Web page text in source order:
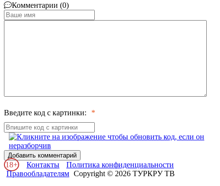
Комментарии (0)
Введите код с картинки:
Добавить комментарий
18+ Контакты
Политика конфиденциальности
Правообладателям Copyright © 2026 ТУРКРУ ТВ